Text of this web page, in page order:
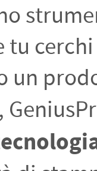
tu
un